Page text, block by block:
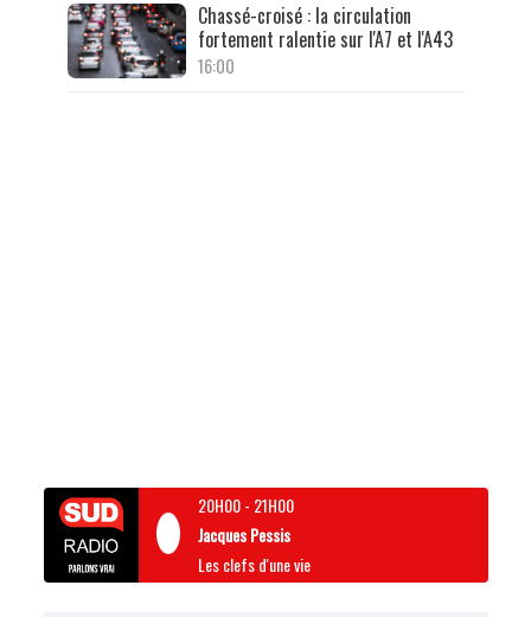
Chassé-croisé : la circulation
fortement ralentie sur l'A7 et l'A43
16:00
20H00- 21H00
Jacques Pessis
Les clefs d'une vie